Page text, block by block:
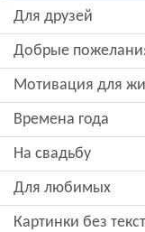
для друзей
добрые
мотивация для
времена года
на свадьбу
для любимых
картинки без